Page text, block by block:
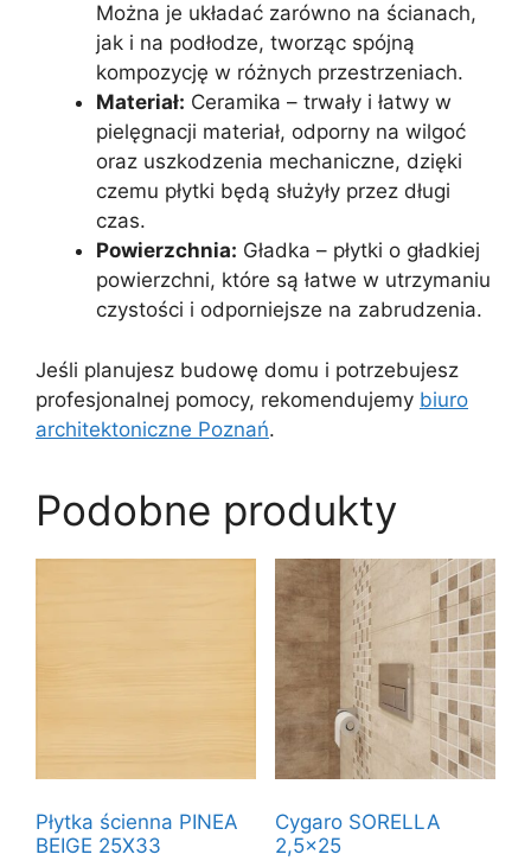
Można je układać zarówno na ścianach,
jak i na podłodze, tworząc spójną
kompozycję w różnych przestrzeniach.
Materiał: Ceramika – trwały i łatwy w
pielęgnacji materiał, odporny na wilgoć
oraz uszkodzenia mechaniczne, dzięki
czemu płytki będą służyły przez długi
czas.
Powierzchnia: Gładka – płytki o gładkiej
powierzchni, które są łatwe w utrzymaniu
czystości i odporniejsze na zabrudzenia.
Jeśli planujesz budowę domu i potrzebujesz
profesjonalnej pomocy, rekomendujemy biuro
architektoniczne Poznań.
Podobne produkty
Płytka ścienna PINEA
BEIGE 25X33
Cygaro SORELLA
2,5×25